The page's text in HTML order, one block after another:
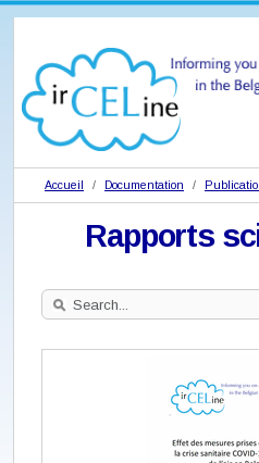
Accueil Documentation
Rapports
Search
Site